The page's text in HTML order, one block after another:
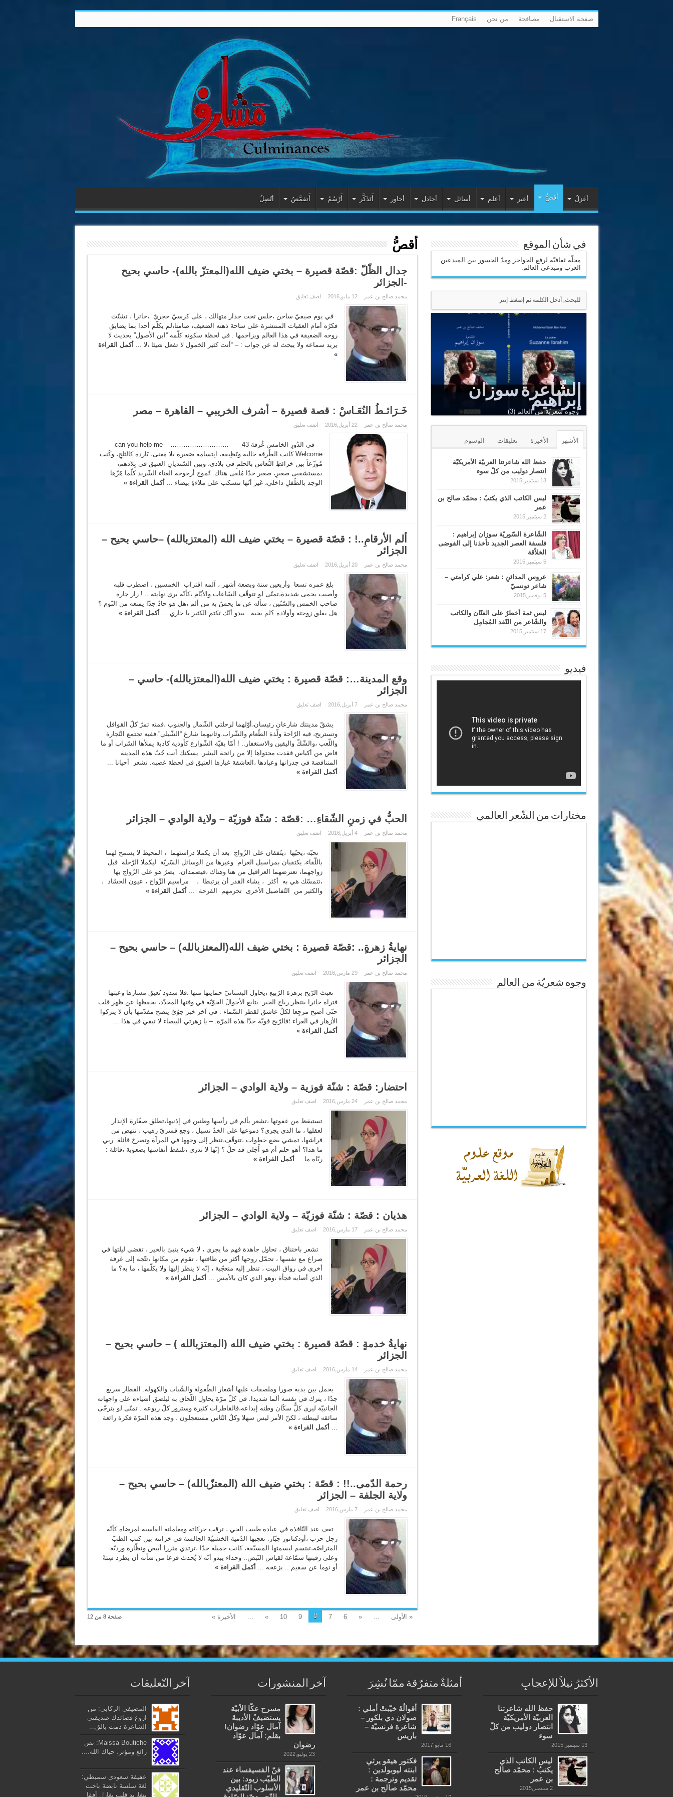
صفحة الاستقبال مصافحة من نحن Français
أغزلٌ أقصُّ أعبر أعلم أسائل أجادل أحاور أَتَذَكَّر أَرْسُمُ أَتقمَّصُ أتّصِلُ
أقصُّ
جدال الظّلّ :قصّة قصيرة – بختي ضيف الله(المعتزّ بالله)- حاسي بحيح
-الجزائر
محمد صالح بن عمر 12 مايو,2016 اضف تعليق
في يوم صيفيّ ساخن ،جلس تحت جدار متهالك ، على كرسيّ حجريّ ،حائرا ، تشتّتَ
فكرُه أمام العقبات المنتشرة على ساحة ذهنه الضعيف، صامتا،لم يكلّم أحدا بما يضايق
روحه الضعيفة في هذا العالم ويزاحمها . في لحظة سكونه كلّمه “ابن الأصول” بحديث لا
يريد سماعه ولا يبحث له عن جواب : – “أنت كثير الخمول لا تفعل شيئا ،لا ... أكمل القراءة
»
خَـرَائـطُ النُعَـاسْ : قصة قصيرة – أشرف الخريبي – القاهرة – مصر
محمد صالح بن عمر 22 أبريل,2016 اضف تعليق
في الدُورِ الخامس غُرفة 43 – can you help me – ……………………… –
Welcome كَانت الطُرقة خَالية ونَظِيفة، ابِتسامة صَغيرة بلا مَعنى، بَاردة كالثلجِ، وكُنت
مُوزّعاً بين خرائطِ النُّعاس بالحلمِ في بلادى، وبين السّنديانِ العتيق في بِلادهم،
بمستشفيى صغيرِ، صغير جدّا مُلقى هناك. تًموج أرجوحة الغناء الشّريد كلّما هَزّها
الوجد بالطّفلِ داخلي، غَير أنّها تنسكب على ملاءةِ بيضاء ... أكمل القراءة »
ألم الأرقامِ..! : قصّة قصيرة – بختي ضيف الله (المعتزبالله) –حاسي بحيح –
الجزائر
محمد صالح بن عمر 20 أبريل,2016 اضف تعليق
بلغ عمره تسعا وأربعين سنة وبضعة أشهر ، آلمه اقتراب الخمسين ، اضطرب قلبه
وأصيب بحمى شديدة،تمنّى لو تتوقّف السّاعات والأيّام ،كأنّه يرى نهايته .. ! زار جاره
صاحب الخمس والسّتّين ، سأله عن ما يحسّ به من ألم ،هل هو حادّ جدّا يمنعه من النّوم ؟
هل يقلق زوجته وأولاده ؟لم يجبه . يبدو أنّك تكتم الكثير يا جاري ... أكمل القراءة »
وقع المدينة…: قصّة قصيرة : بختي ضيف الله(المعتزبالله)- حاسي –
الجزائر
محمد صالح بن عمر 7 أبريل,2016 اضف تعليق
يشقّ مدينتك شارعان رئيسان،أوّلهما لرحلتي الشّمال والجنوب ،فمنه تمرّ كلّ القوافل
وتستريح، فيه الرّاحة ولّذة الطّعام والشّراب.وثانيهما شارع “الشّيلي”.ففيه تجتمع التّجارة
واللّعب ،والشّكّ واليقين والاستغفار.. ! أمّا بقيّة الشّوارع كأودية كاذبة يملأها السّراب أو ما
فاض من أكياس فقدت محتواها إلا من رائحة البشر. يسكنك أنت حُبّ هذه المدينة
المتنافضة في جدرانها وعبادها ،العاشقة غبارها العتيق في لحظة غضبه. تشعر أحيانا ...
أكمل القراءة »
الحبُّ في زمنِ الشّقاءِ… :قصّة : شنّة فوزيّة – ولاية الوادي – الجزائر
محمد صالح بن عمر 4 أبريل,2016 اضف تعليق
تحبّه ،يحبّها ،يتّفقان على الزّواج بعد أن يكملا دراستَهما ، المحيط لا يسمح لهما
باللّقاء، يكتفيان بمراسيل الغرام وغيرها من الوسائل السّريّة ليكملا الرّحلة قبل
زواجهما، تعترضهما العراقيل من هنا وهناك ،فيصمدان، يصرّ هو على الزّواج بها
،تتمسّك هي به أكثر ، يشاء القدر أن يرتبطا ، مراسيم الزّواج ، عيون الحسّاد ،
والكثير من التّفاصيل الأخرى تحرمهم الفرحة ... أكمل القراءة »
نهايةُ زهرةٍ.. :قصّة قصيرة : بختي ضيف الله(المعتزبالله) – حاسي بحيح –
الجزائر
محمد صالح بن عمر 29 مارس,2016 اضف تعليق
تعبث الرّيح بزهرة الرّبيع ،يحاول البستانيّ حمايتها منها .فلا سدود تُعيق مسارها وعبثها
فتراه حائرا ينتظر رياح الخير. يتابع الأحوالَ الجوّيّة في وقتها المحدّد، يحفظها عن ظهر قلب
حتّى أصبح مرجِعا لكلّ عاشق لقطر السّماء . في آخر خبر جوّيّ ينصح مقدّمها بأن لا يتركوا
الأزهار في العراء ؛فالرّيح قويّة جدّا هذه المرّة. – يا زهرتي البيضاء لا تبقي في هذا ...
أكمل القراءة »
احتضار: قصّة : شنّة فوزية – ولاية الوادي – الجزائر
محمد صالح بن عمر 24 مارس,2016 اضف تعليق
تستيقظ من غفوتها ،تشعر بألم في رأسها وطنين في إذنيها،تطلق صفّارة الإنذار
لعقلها ، ما الذي يجري؟ دموعها على الخدّ تسيل ، وجع قسريّ رهيب ، تنهض من
فراشها، تمشي بضع خطوات ،تتوقّف،تنظر إلى وجهها في المرآة وتصرخ قائلة :ربي
ما هذا؟ أهو حلم أم هو أَجَلي قد حلَّ ؟ إنّها لا تدري ،تلتقط أنفاسها بصعوبة ،قائلة :
ربّاه ما ... أكمل القراءة »
هذيان : قصّة : شنّة فوزيّة – ولاية الوادي – الجزائر
محمد صالح بن عمر 17 مارس,2016 اضف تعليق
تشعر باختناق ، تحاول جاهدة فهم ما يجري ، لا شيء ينبئ بالخير ، تقضي ليلتها في
صراع مع نفسها ، تحمّل روحها أكثر من طاقتها ، تقوم من مكانها ،تتّجه إلى غرفة
أخرى في رواق البيت ، تنظر إليه متعجّبة ، إنّه لا ينظر إليها ولا يكلّمها ، ما به؟ ما
الذي أصابه فجأة ،وهو الذي كان بالأمس ... أكمل القراءة »
نهايةُ خدمةٍ : قصّة قصيرة : بختي ضيف الله (المعتزبالله ) – حاسي بحيح –
الجزائر
محمد صالح بن عمر 14 مارس,2016 اضف تعليق
يحمل بين يديه صورا وملصقات عليها أشعار الطّفولة والشّباب والكهولة. القطار سريع
جدّا ، يترك في نفسه ألما شديدا. في كلّ مرّة يحاول اللّحاق به ليلصق أشياءه على واجهاته
الجانبيّة ليرى كلُّ سكّان وطنه إبداعه،فالقاطرات كثيرة وستزور كلّ ربوعه . تمنّى لو يترجّى
سائقه ليبطئه ، لكنّ الأمر ليس سهلا وكلّ النّاس مستعجلون . وجد هذه المرّة فكرة رائعة
... أكمل القراءة »
رحمة الدّمى..!! : قصّة : بختي ضيف الله (المعتزّبالله) – حاسي بحبح –
ولاية الجلفة – الجزائر
محمد صالح بن عمر 7 مارس,2016 اضف تعليق
تقف عند النّافذة في عيادة طبيب الحي ، ترقب حركاته ومعاملته القاسية لمرضاه.كأنّه
رجل حرب ،أودكتاتور جبّار. تعجبها الدّمية الخشبيّة الجالسة في خزانته بين كتب الطبّ
المتراصّة،تبتسم لبسمتها المسبّقة، كانت جميلة جدّا ،ترتدي مئزرا أبيض ونظّارة ورديّة
وعلى رقبتها سمّاعة لقياس النّبض.. وحذاء يبدو أنّه لا يُحدث قرعا من شأنه أن يطرد سِنَةً
أو نوما عن سقيم .. يزعجه ... أكمل القراءة »
صفحة 8 من 12 « الأولى ...
«
6
7
8
9
10
»
... الأخيرة »
في شأن الموقع
مجلّة ثقافيّة لرفع الحواجز ومدّ الجسور بين المبدعين
العرب ومبدعي العالم.
الشّاعرة سوزان
إبراهيم
وجوه شعريّة من العالم (3)
Le Sommet est un puits renversé
Adnan Al-Sayegh
الأشهر الأخيرة تعليقات الوسوم
حفظ الله شاعرتنا العربيّة الأمريكيّة
انتصار دوليب من كلّ سوء
13 سبتمبر,2015
ليس الكاتب الذي يكتبُ : محمّد صالح بن
عمر
2 سبتمبر,2015
الشّاعرة السّوريّة سوزان إبراهيم :
فلسفة العصر الجديد تأخذنا إلى الفوضى
الخلاّقة
5 سبتمبر,2015
عروس المدائنِ : شعر: علي كرامتي –
شاعر تونسيّ
5 نوفمبر,2015
ليس ثمة أخطرُ على الفنّان والكاتب
والشّاعر من النّقد المُجامِل
17 سبتمبر,2015
فيديو
مختارات من الشّعر العالمي
وجوه شعريّة من العالم
الأكثرُ نيلاً للإعجابِ
حفظ الله شاعرتنا
العربيّة الأمريكيّة
انتصار دوليب من كلّ
سوء
13 سبتمبر,2015
ليس الكاتب الذي
يكتبُ : محمّد صالح
بن عمر
2 سبتمبر,2015
أمثلةٌ متفرّقة ممّا نُشِرَ
أقوالُهُ خيّبتْ أملي :
صولان دي بلكور –
شاعرة فرنسيّة –
باريس
16 مايو,2017
فكتور هيقو يرثي
ابنته ليوبولدين :
تقديم وترجمة :
محمّد صالح بن عمر
آخر المنشورات
مسرح عكّا الأبيّة
يستضيفُ الأديبةَ
آمال عوّاد رضوان!
بقلم: آمال عوّاد
رضوان
23 يوليو,2022
فنّ الفسيفساء عند
الطيّب زيود: بين
الأسلوب التّقليدي
آخر التّعليقات
المصيفي الركابي: من
اروع قصائدك صديقتي
الشاعرة دمت بالق...
Maissa Boutiche: نص
رائع ومؤثر. حياك الله....
عفيفة سعودي سميطي:
لغة سلسة نابضة باحت
بتغاريد قلب يغازل أفقا